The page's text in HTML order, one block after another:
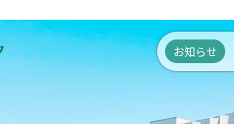
お知らせ